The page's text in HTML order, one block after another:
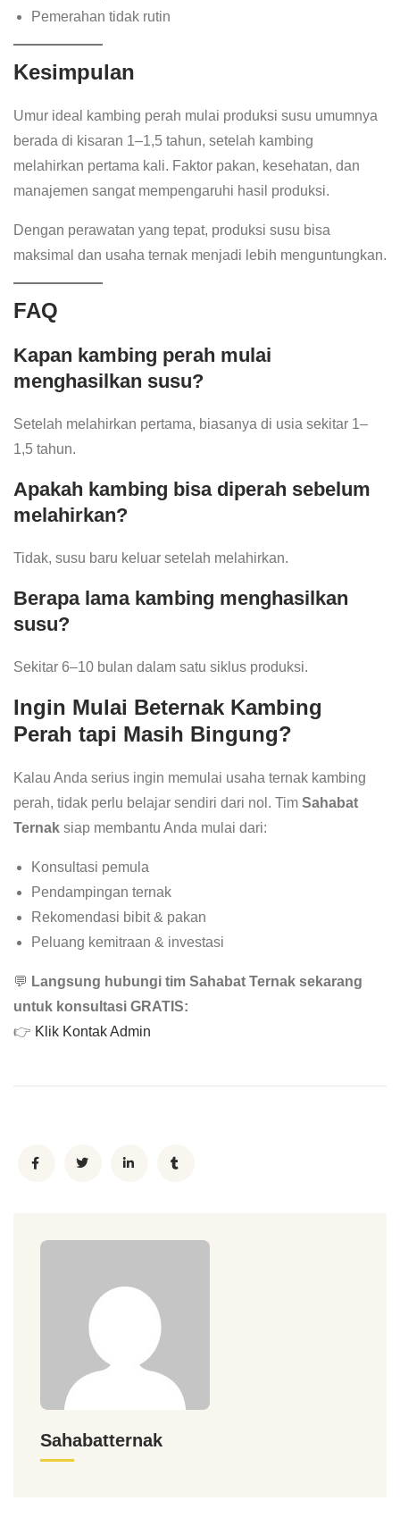
Pemerahan tidak rutin
Kesimpulan
Umur ideal kambing perah mulai produksi susu umumnya
berada di kisaran 1–1,5 tahun, setelah kambing
melahirkan pertama kali. Faktor pakan, kesehatan, dan
manajemen sangat mempengaruhi hasil produksi.
Dengan perawatan yang tepat, produksi susu bisa
maksimal dan usaha ternak menjadi lebih menguntungkan.
FAQ
Kapan kambing perah mulai
menghasilkan susu?
Setelah melahirkan pertama, biasanya di usia sekitar 1–
1,5 tahun.
Apakah kambing bisa diperah sebelum
melahirkan?
Tidak, susu baru keluar setelah melahirkan.
Berapa lama kambing menghasilkan
susu?
Sekitar 6–10 bulan dalam satu siklus produksi.
Ingin Mulai Beternak Kambing
Perah tapi Masih Bingung?
Kalau Anda serius ingin memulai usaha ternak kambing
perah, tidak perlu belajar sendiri dari nol. Tim Sahabat
Ternak siap membantu Anda mulai dari:
Konsultasi pemula
Pendampingan ternak
Rekomendasi bibit & pakan
Peluang kemitraan & investasi
💬 Langsung hubungi tim Sahabat Ternak sekarang
untuk konsultasi GRATIS:
👉 Klik Kontak Admin
Sahabatternak